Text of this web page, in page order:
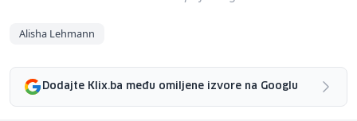
Alisha Lehmann
Dodajte Klix.ba među omiljene izvore na Googlu